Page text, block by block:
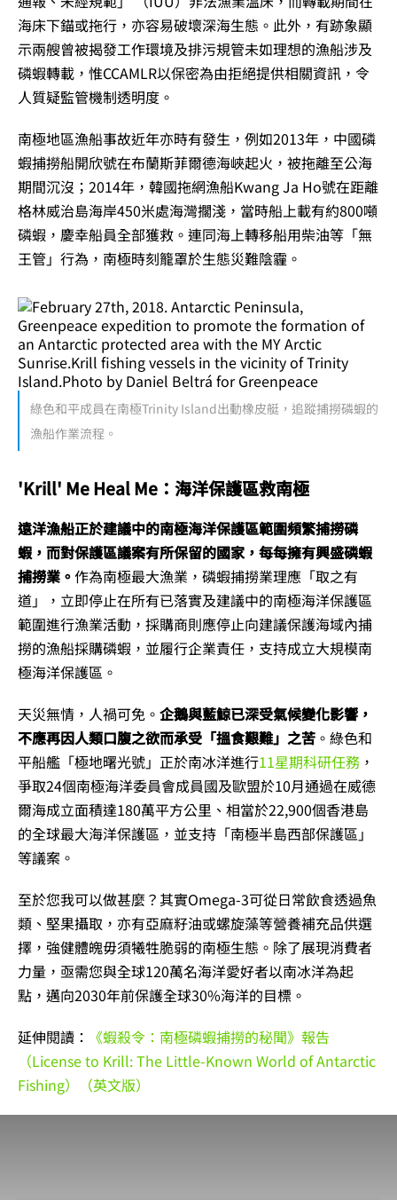
海床下錨或拖行，亦容易破壞深海生態。此外，有跡象顯
示兩艘曾被揭發工作環境及排污規管未如理想的漁船涉及
磷蝦轉載，惟CCAMLR以保密為由拒絕提供相關資訊，令
人質疑監管機制透明度。
南極地區漁船事故近年亦時有發生，例如2013年，中國磷
蝦捕撈船開欣號在布蘭斯菲爾德海峽起火，被拖離至公海
期間沉沒；2014年，韓國拖網漁船Kwang Ja Ho號在距離
格林威治島海岸450米處海灣擱淺，當時船上載有約800噸
磷蝦，慶幸船員全部獲救。連同海上轉移船用柴油等「無
王管」行為，南極時刻籠罩於生態災難陰霾。
綠色和平成員在南極Trinity Island出動橡皮艇，追蹤捕撈磷蝦的
漁船作業流程。
'Krill' Me Heal Me：海洋保護區救南極
遠洋漁船正於建議中的南極海洋保護區範圍頻繁捕撈磷
蝦，而對保護區議案有所保留的國家，每每擁有興盛磷蝦
捕撈業。作為南極最大漁業，磷蝦捕撈業理應「取之有
道」，立即停止在所有已落實及建議中的南極海洋保護區
範圍進行漁業活動，採購商則應停止向建議保護海域內捕
撈的漁船採購磷蝦，並履行企業責任，支持成立大規模南
極海洋保護區。
天災無情，人禍可免。 企鵝與藍鯨已深受氣候變化影響，
不應再因人類口腹之欲而承受「搵食艱難」之苦 。綠色和
平船艦「極地曙光號」正於南冰洋進行11星期科研任務 ，
爭取24個南極海洋委員會成員國及歐盟於10月通過在威德
爾海成立面積達180萬平方公里、相當於22,900個香港島
的全球最大海洋保護區，並支持「南極半島西部保護區」
等議案。
至於您我可以做甚麼？其實Omega-3可從日常飲食透過魚
類、堅果攝取，亦有亞麻籽油或螺旋藻等營養補充品供選
擇，強健體魄毋須犧牲脆弱的南極生態。除了展現消費者
力量，亟需您與全球120萬名海洋愛好者以南冰洋為起
點，邁向2030年前保護全球30%海洋的目標。
延伸閱讀： 《蝦殺令：南極磷蝦捕撈的秘聞》報告
（License to Krill: The Little-Known World of Antarctic
Fishing）（英文版）